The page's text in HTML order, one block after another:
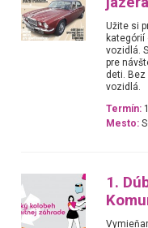
Užite si
kategórií
vozidlá.
pre
deti.
vozidlá.
Termín:
Mesto:
1.